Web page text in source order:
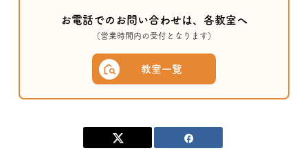
お電話でのお問い合わせは、各教室へ
（営業時間内の受付となります）
教室一覧